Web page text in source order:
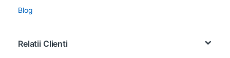
Blog
Relatii Clienti